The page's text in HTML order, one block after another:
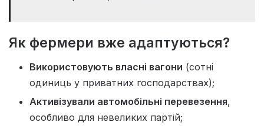
Як фермери вже адаптуються?
Використовують власні вагони (сотні
одиниць у приватних господарствах);
Активізували автомобільні перевезення,
особливо для невеликих партій;